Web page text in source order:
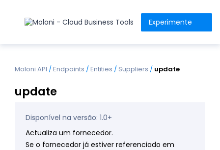
Experimente
Moloni API /Endpoints /Entities / Suppliers / update
update
Disponível na versão: 1.0+
Actualiza um fornecedor.
Se o fornecedor já estiver referenciado em